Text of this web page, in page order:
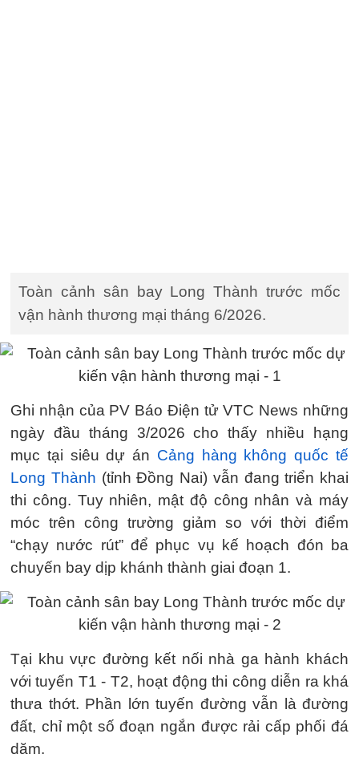
Toàn cảnh sân bay Long Thành trước mốc
vận hành thương mại tháng 6/2026.
Ghi nhận của PV Báo Điện tử VTC News những
ngày đầu tháng 3/2026 cho thấy nhiều hạng
mục tại siêu dự án Cảng hàng không quốc tế
Long Thành (tỉnh Đồng Nai) vẫn đang triển khai
thi công. Tuy nhiên, mật độ công nhân và máy
móc trên công trường giảm so với thời điểm
“chạy nước rút” để phục vụ kế hoạch đón ba
chuyến bay dịp khánh thành giai đoạn 1.
Tại khu vực đường kết nối nhà ga hành khách
với tuyến T1 - T2, hoạt động thi công diễn ra khá
thưa thớt. Phần lớn tuyến đường vẫn là đường
đất, chỉ một số đoạn ngắn được rải cấp phối đá
dăm.